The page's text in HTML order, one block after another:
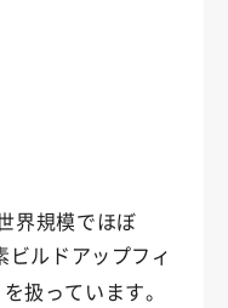
界規模でほぼ
ルドアップフィ
扱っています。